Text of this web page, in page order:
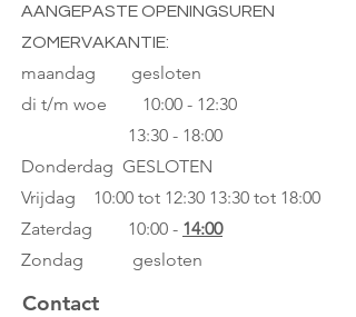
spelen met de fonkelende
wolkenkristallen. Daar komt plotseling
een onweer opzetten!
mogelijk bij de zon te komen en op
weg ernaartoe zo veel mogelijk
wolkenkristallen in veiligheid te
brengen?
Leeftijd: +3
Speeltijd: 15 minuut
Spelsoort: Geluksspel
AANGEPASTE OPENINGSUREN
ZOMERVAKANTIE:
maandag gesloten
di t/m woe 10:00 - 12:30
13:30 - 18:00
Donderdag GESLOTEN
Vrijdag 10:00 tot 12:30 13:30 tot 18:00
Zaterdag 10:00 - 14:00
Zondag gesloten
Contact